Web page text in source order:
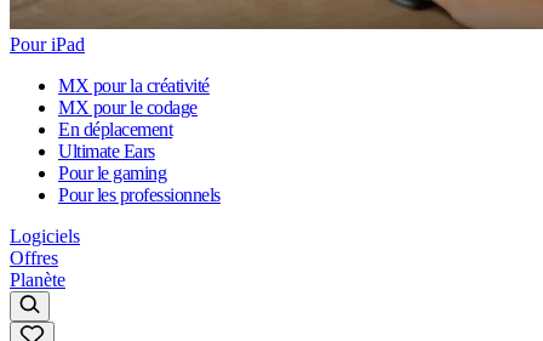
Pour iPad
MX pour la créativité
MX pour le codage
En déplacement
Ultimate Ears
Pour le gaming
Pour les professionnels
Logiciels
Offres
Planète